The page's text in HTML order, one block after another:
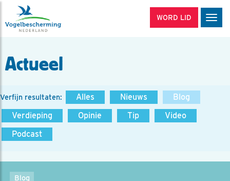
WORD LID
Actueel
Verfijn resultaten: Alles Nieuws
Blog
Verdieping
Opinie Tip
Video
Podcast
Blog